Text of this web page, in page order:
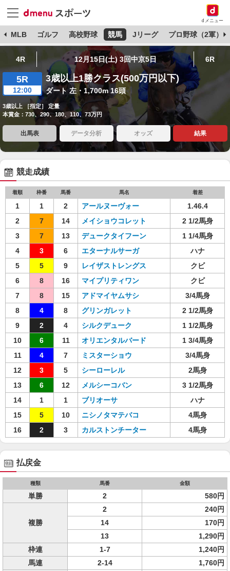
dメニュー
MLB ゴルフ 高校野球 競馬 Jリーグ プロ野球（2軍）
4R 12月15日(土) 3回中京5日 6R
5R
12:00
3歳以上1勝クラス(500万円以下)
ダート 左・1,700m 16頭
3歳以上 ［指定］ 定量
本賞金：730、290、180、110、73万円
出馬表 データ分析 オッズ 結果
競走成績
着順 枠番 馬番 馬名 着差
1 1 2 アールヌーヴォー
1.46.4
2
7 14 メイショウコレット
2 1/2馬身
3
7 13 デュークタイフーン
1 1/4馬身
4
3 6 エターナルサーガ
ハナ
5
5 9 レイザストレングス
クビ
6
8 16 マイプリティワン
クビ
7
8 15 アドマイヤムサシ
3/4馬身
8
4 8 グリンガレット
2 1/2馬身
9
2 4 シルクデューク
1 1/2馬身
10
6 11 オリエンタルバード
1 3/4馬身
11
4 7 ミスターショウ
3/4馬身
12
3 5 シーローレル
2馬身
13
6 12 メルシーコバン
3 1/2馬身
14
1 1 ブリオーサ
ハナ
15
5 10 ニシノタマテバコ
4馬身
16
2 3 カルストンチーター 4馬身
払戻金
種類 馬番 金額
単勝 2 580円
複勝
2
240円
14
170円
13
1,290円
枠連
1-7
1,240円
馬連
2-14 1,760円